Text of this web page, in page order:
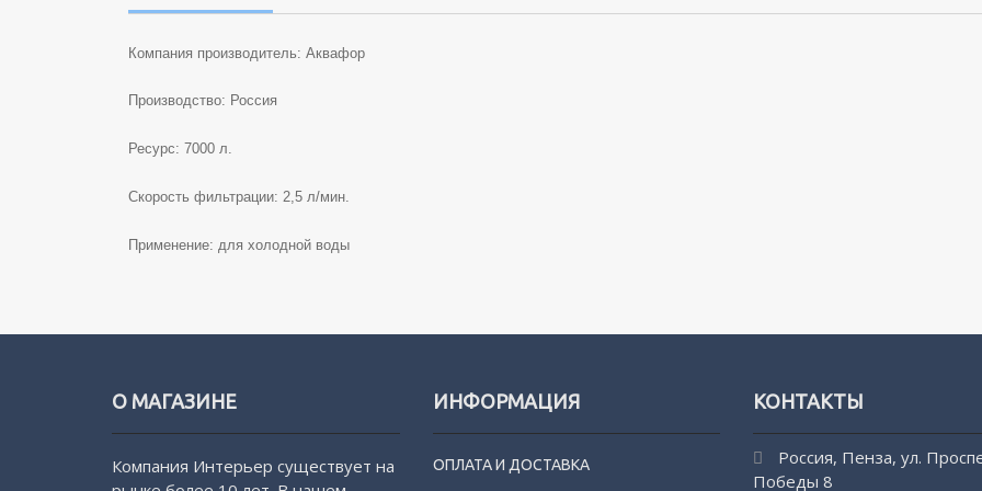
Компания производитель: Аквафор
Производство: Россия
Ресурс: 7000 л.
Скорость фильтрации: 2,5 л/мин.
Применение: для холодной воды
О МАГАЗИНЕ
Компания Интерьер существует на
ИНФОРМАЦИЯ
ОПЛАТА И ДОСТАВКА
КОНТАКТЫ
Россия, Пенза, ул.
Победы 8